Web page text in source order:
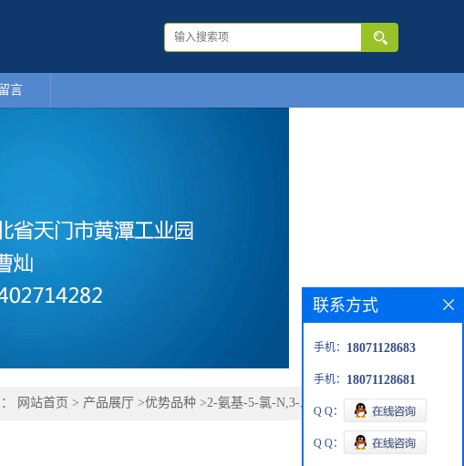
言
网站首页 > 产品展厅 >优势品种 >2-氨基-5-氯-N,3-二甲基苯甲酰胺
联系方式
手机： 18071128683
手机： 18071128681
Q Q：
Q Q：